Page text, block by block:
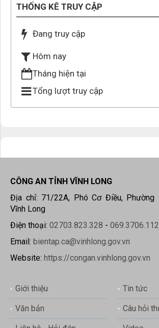
THỐNG KÊ TRUY CẬP
Đang truy cập
Hôm nay
Tháng hiện tại
Tổng lượt truy cập
CÔNG AN TỈNH VĨNH LONG
Địa chỉ: 71/22A, Phó Cơ Điều, Phường
Vĩnh Long
Điện thoại: 02703.823.328 - 069.3706.112
Email: bientap.ca@vinhlong.gov.vn
Website: https://congan.vinhlong.gov.vn
Giới thiệu Tin tức
Văn bản Câu hỏi